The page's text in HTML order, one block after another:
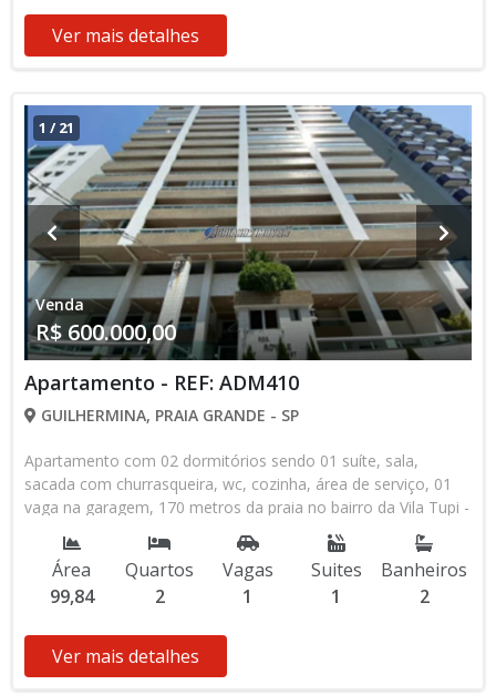
Ver mais detalhes
1 /21
Venda
R$ 600.000,00
Apartamento - REF: ADM410
GUILHERMINA, PRAIA GRANDE - SP
Apartamento com 02 dormitórios sendo 01 suíte, sala,
sacada com churrasqueira, wc, cozinha, área de serviço, 01
vaga na garagem, 170 metros da praia no bairro da Vila Tupi -
Área
99,84
Quartos
2
Vagas
1
Suites
1
Banheiros
2
Ver mais detalhes